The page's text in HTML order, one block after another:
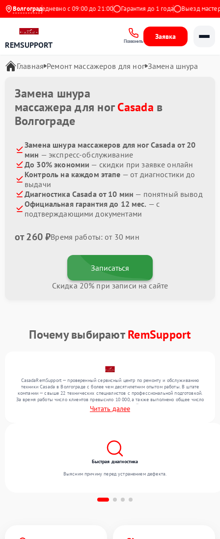
Волгоград
Ежедневно с 09:00 до 21:00 Гарантия до 1 года Выезд мастера
REMSUPPORT Позвонить
Заявка
Главная Ремонт массажеров для ног Замена шнура
Замена шнура
массажера для ногCasada в
Волгограде
Замена шнура массажеров для ног Casada от 20
мин — экспресс-обслуживание
До 30% экономии — скидки при заявке онлайн
Контроль на каждом этапе — от диагностики до
выдачи
Диагностика Casada от 10 мин — понятный вывод
Официальная гарантия до 12 мес. — с
подтверждающими документами
от 260 ₽Время работы: от 30 мин
Записаться
Скидка 20% при записи на сайте
Почему выбираютRemSupport
CasadaRemSupport — проверенный сервисный центр по ремонту и обслуживанию
техники Casada в Волгограде с более чем десятилетним опытом работы. В штате
компании — свыше 22 технических специалистов с профессиональной подготовкой.
За время работы число клиентов превысило 10 000, а также выполнено общее число
ремонтов превысило 12 000. Ежемесячно в сервисный центр поступает свыше 300
единиц техники, включая , , . Мы работаем с широким спектром неисправностей и
Читать далее
Быстрая диагностика
Выясним причину перед устранением дефекта.